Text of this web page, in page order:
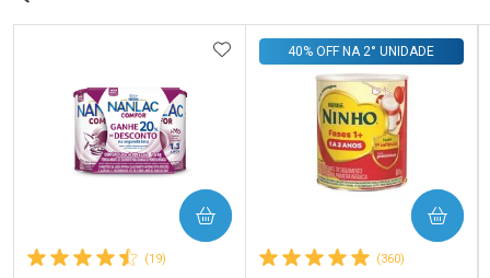
(19)
ADICIONAR AOS FAVORITOS
COMPRAR
(360)
40% OFF NA 2° UNIDADE
COMPRAR